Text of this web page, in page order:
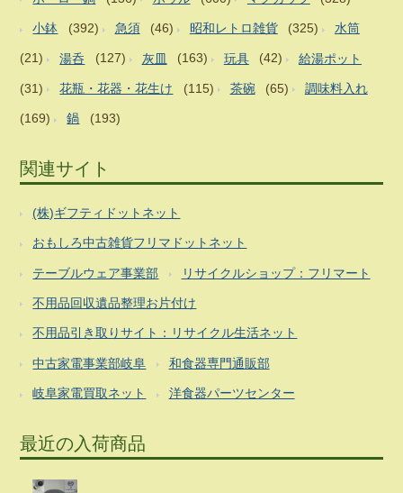
小鉢 (392) 急須 (46) 昭和レトロ雑貨 (325) 水筒
(21) 湯呑 (127) 灰皿 (163) 玩具 (42) 給湯ポット
(31) 花瓶・花器・花生け (115) 茶碗 (65) 調味料入れ
(169) 鍋 (193)
関連サイト
(株)ギフティドットネット
おもしろ中古雑貨フリマドットネット
テーブルウェア事業部 リサイクルショップ：フリマート
不用品回収遺品整理お片付け
不用品引き取りサイト：リサイクル生活ネット
中古家電事業部岐阜 和食器専門通販部
岐阜家電買取ネット 洋食器パーツセンター
最近の入荷商品